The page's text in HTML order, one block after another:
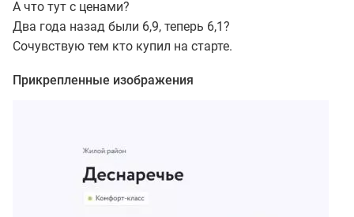
А что тут с ценами?
Два года назад были 6,9, теперь 6,1?
Сочувствую тем кто купил на старте.
Прикрепленные изображения